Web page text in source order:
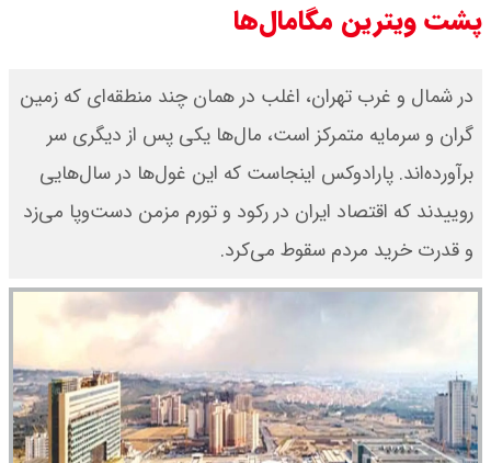
پشت ویترین مگامال‌ها
در شمال و غرب تهران، اغلب در همان چند منطقه‌ای که زمین
گران و سرمایه متمرکز است، مال‌ها یکی پس از دیگری سر
برآورده‌اند. پارادوکس اینجاست که این غول‌ها در سال‌هایی
روییدند که اقتصاد ایران در رکود و تورم مزمن دست‌وپا می‌زد
و قدرت خرید مردم سقوط می‌کرد.